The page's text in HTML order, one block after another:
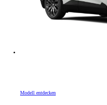
Modell entdecken